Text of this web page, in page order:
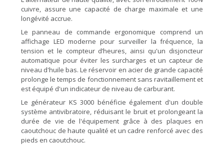
cuivre, assure une capacité de charge maximale et une
longévité accrue.
Le panneau de commande ergonomique comprend un
affichage LED moderne pour surveiller la fréquence, la
tension et le compteur d’heures, ainsi qu'un disjoncteur
automatique pour éviter les surcharges et un capteur de
niveau d'huile bas. Le réservoir en acier de grande capacité
prolonge le temps de fonctionnement sans ravitaillement et
est équipé d'un indicateur de niveau de carburant.
Le générateur KS 3000 bénéficie également d'un double
système antivibratoire, réduisant le bruit et prolongeant la
durée de vie de l'équipement grâce à des plaques en
caoutchouc de haute qualité et un cadre renforcé avec des
pieds en caoutchouc.